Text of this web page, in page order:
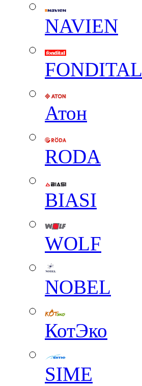
NAVIEN
FONDITAL
Атон
RODA
BIASI
WOLF
NOBEL
КотЭко
SIME